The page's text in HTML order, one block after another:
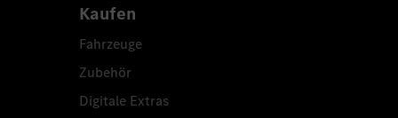
Kaufen
Fahrzeuge
Zubehör
Digitale Extras